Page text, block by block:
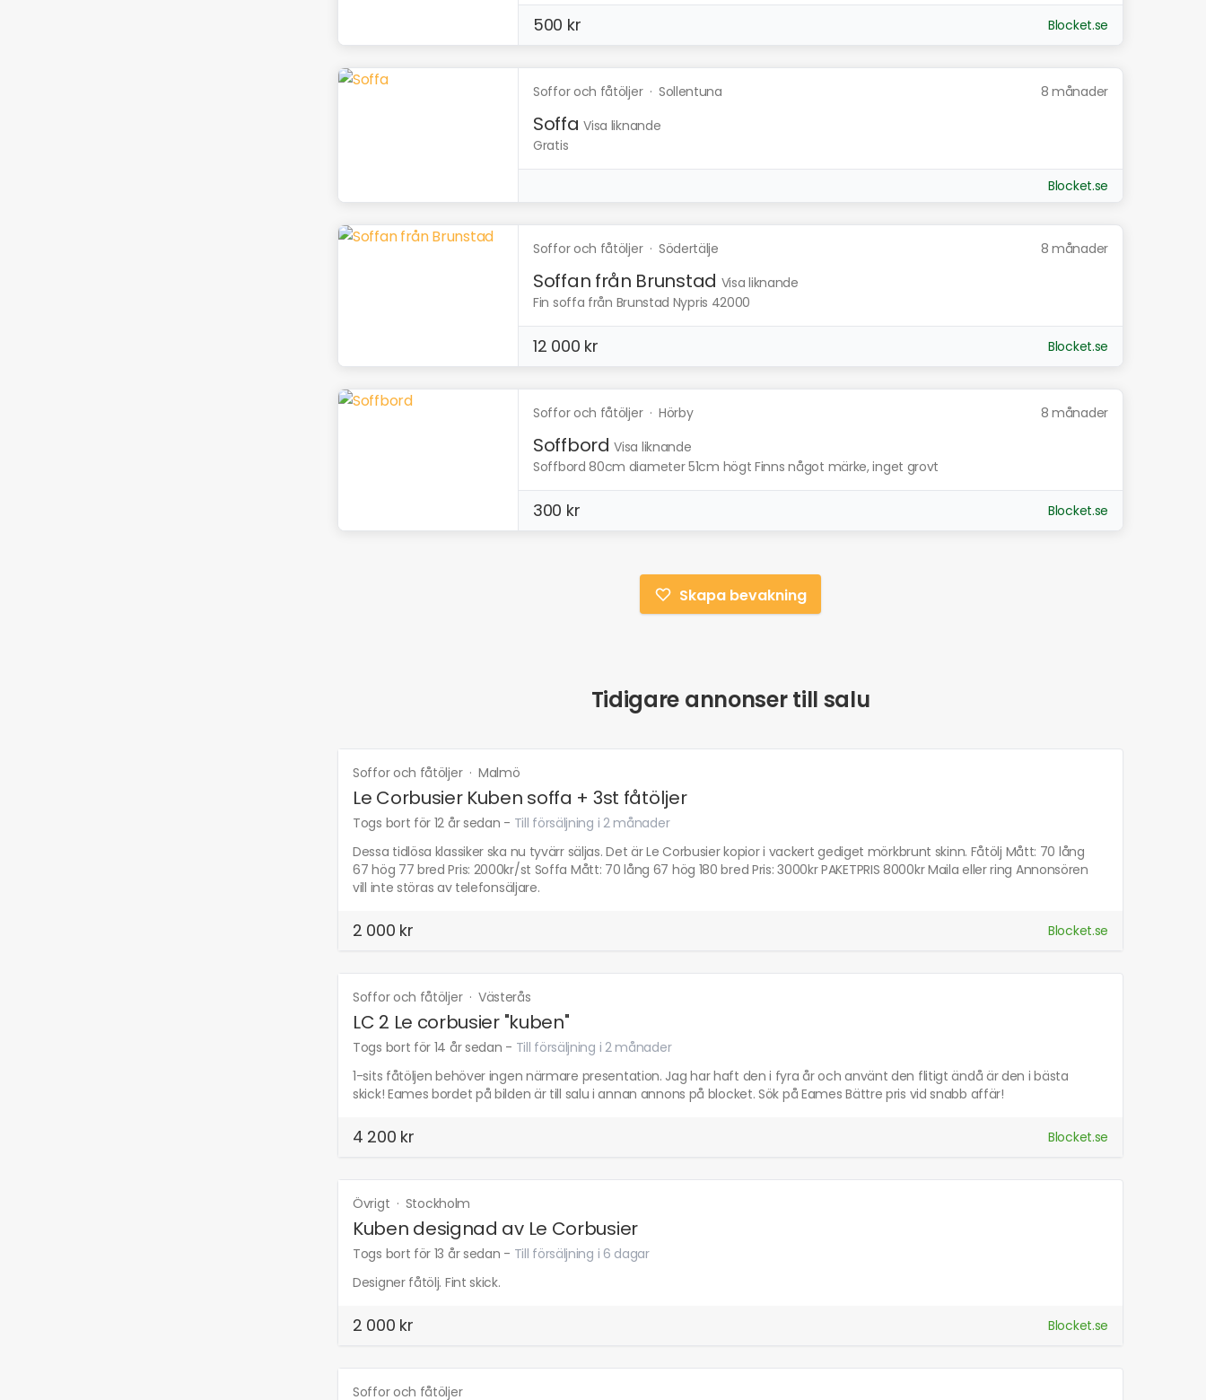
500 kr Blocket.se
Soffor och fåtöljer· Sollentuna 8 månader
Soffa Visa liknande
Gratis
Blocket.se
Soffor och fåtöljer· Södertälje 8 månader
Soffan från Brunstad Visa liknande
Fin soffa från Brunstad Nypris 42000
12 000 kr Blocket.se
Soffor och fåtöljer· Hörby 8 månader
Soffbord Visa liknande
Soffbord 80cm diameter 51cm högt Finns något märke, inget grovt
300 kr Blocket.se
Skapa bevakning
Tidigare annonser till salu
Soffor och fåtöljer · Malmö
Le Corbusier Kuben soffa + 3st fåtöljer
Togs bort för 12 år sedan - Till försäljning i 2 månader
Dessa tidlösa klassiker ska nu tyvärr säljas. Det är Le Corbusier kopior i vackert gediget mörkbrunt skinn. Fåtölj Mått: 70 lång
67 hög 77 bred Pris: 2000kr/st Soffa Mått: 70 lång 67 hög 180 bred Pris: 3000kr PAKETPRIS 8000kr Maila eller ring Annonsören
vill inte störas av telefonsäljare.
2 000 kr Blocket.se
Soffor och fåtöljer · Västerås
LC 2 Le corbusier "kuben"
Togs bort för 14 år sedan - Till försäljning i 2 månader
1-sits fåtöljen behöver ingen närmare presentation. Jag har haft den i fyra år och använt den flitigt ändå är den i bästa
skick! Eames bordet på bilden är till salu i annan annons på blocket. Sök på Eames Bättre pris vid snabb affär!
4 200 kr Blocket.se
Övrigt · Stockholm
Kuben designad av Le Corbusier
Togs bort för 13 år sedan - Till försäljning i 6 dagar
Designer fåtölj. Fint skick.
2 000 kr Blocket.se
Soffor och fåtöljer